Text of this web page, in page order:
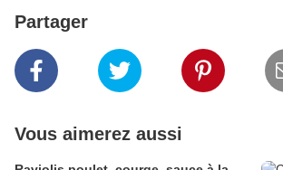
Partager
Vous aimerez aussi